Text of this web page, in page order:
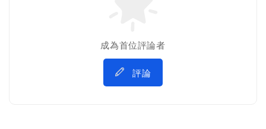
成為首位評論者
評論